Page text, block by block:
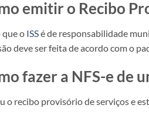
emitir o Recibo
o ISSé de responsabilidade
deve ser feita de acordo com o
fazer a NFS-e de
o recibo provisório de serviços e